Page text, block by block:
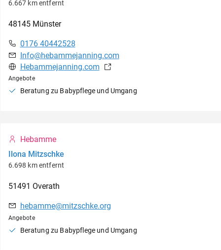
6.667 km entfernt
48145 Münster
0176 40442528
Info@hebammejanning.com
Hebammejanning.com
Angebote
Beratung zu Babypflege und Umgang
Hebamme
Ilona Mitzschke
6.698 km entfernt
51491 Overath
hebamme@mitzschke.org
Angebote
Beratung zu Babypflege und Umgang